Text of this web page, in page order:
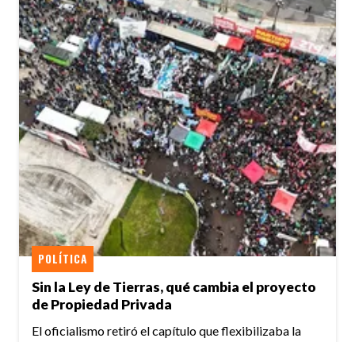
Sin la Ley de Tierras, qué cambia el proyecto
de Propiedad Privada
POLÍTICA
El oficialismo retiró el capítulo que flexibilizaba la